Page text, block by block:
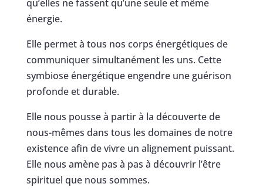
qu’elles ne fassent qu’une seule et même
énergie.
Elle permet à tous nos corps énergétiques de
communiquer simultanément les uns. Cette
symbiose énergétique engendre une guérison
profonde et durable.
Elle nous pousse à partir à la découverte de
nous-mêmes dans tous les domaines de notre
existence afin de vivre un alignement puissant.
Elle nous amène pas à pas à découvrir l’être
spirituel que nous sommes.